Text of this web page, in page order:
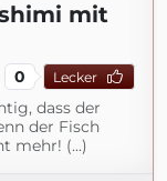
mit
0 Lecker
dass der
der Fisch
mehr! (...)